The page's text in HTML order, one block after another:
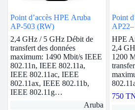
Point d’accès HPE Aruba
AP-503 (RW)
2,4 GHz / 5 GHz Débit de
transfert des données
maximum: 1490 Mbit/s IEEE
802.11n, IEEE 802.11a,
IEEE 802.11ac, IEEE
802.11ax, IEEE 802.11b,
IEEE 802.11g…
Aruba
Point
HPE
2,4
1200
750